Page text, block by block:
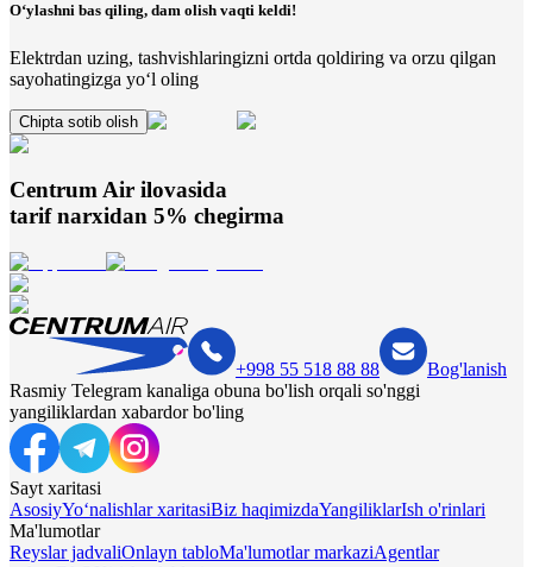
O‘ylashni bas qiling, dam olish vaqti keldi!
Elektrdan uzing, tashvishlaringizni ortda qoldiring va orzu qilgan
sayohatingizga yo‘l oling
Chipta sotib olish
Centrum Air ilovasida
tarif narxidan 5% chegirma
+998 55 518 88 88
Bog'lanish
Rasmiy Telegram kanaliga obuna bo'lish orqali so'nggi
yangiliklardan xabardor bo'ling
Sayt xaritasi
AsosiyYo‘nalishlar xaritasiBiz haqimizdaYangiliklarIsh o'rinlari
Ma'lumotlar
Reyslar jadvaliOnlayn tabloMa'lumotlar markaziAgentlar